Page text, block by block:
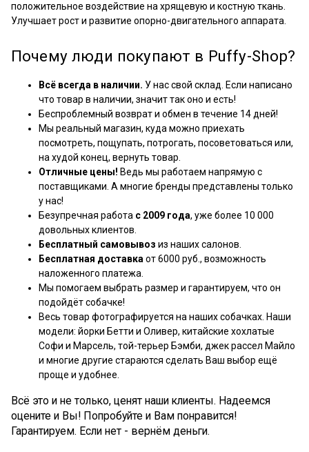
положительное воздействие на хрящевую и костную ткань.
Улучшает рост и развитие опорно-двигательного аппарата.
Почему люди покупают в Puffy-Shop?
Всё всегда в наличии. У нас свой склад. Если написано
что товар в наличии, значит так оно и есть!
Беспроблемный возврат и обмен в течение 14 дней!
Мы реальный магазин, куда можно приехать
посмотреть, пощупать, потрогать, посоветоваться или,
на худой конец, вернуть товар.
Отличные цены! Ведь мы работаем напрямую с
поставщиками. А многие бренды представлены только
у нас!
Безупречная работа с 2009 года, уже более 10 000
довольных клиентов.
Бесплатный самовывоз из наших салонов.
Бесплатная доставка от 6000 руб., возможность
наложенного платежа.
Мы помогаем выбрать размер и гарантируем, что он
подойдёт собачке!
Весь товар фотографируется на наших собачках. Наши
модели: йорки Бетти и Оливер, китайские хохлатые
Софи и Марсель, той-терьер Бэмби, джек рассел Майло
и многие другие стараются сделать Ваш выбор ещё
проще и удобнее.
Всё это и не только, ценят наши клиенты. Надеемся
оцените и Вы! Попробуйте и Вам понравится!
Гарантируем. Если нет - вернём деньги.